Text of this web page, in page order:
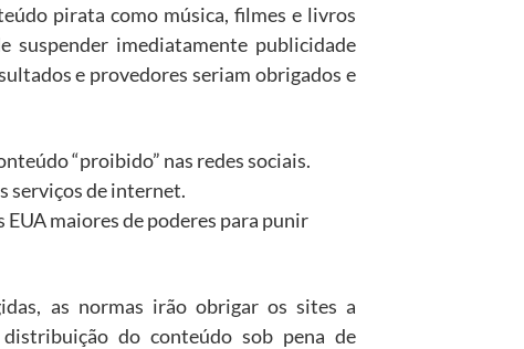
pirata como música, filmes e livros
suspender imediatamente publicidade
e provedores seriam obrigados e
“proibido” nas redes sociais.
serviços de internet.
maiores de poderes para punir
as normas irão obrigar os sites a
do conteúdo sob pena de